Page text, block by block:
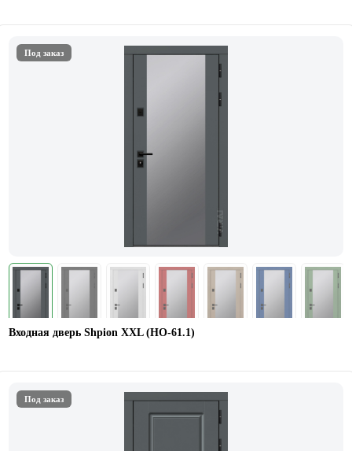
Под заказ
Входная дверь Shpion XXL (НО-61.1)
Под заказ